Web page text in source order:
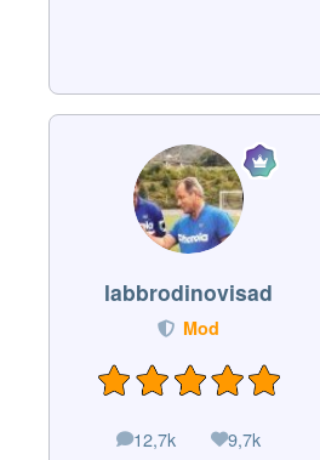
labbrodinovisad
Mod
12,7k
messaggi 9,7k
Reputazione